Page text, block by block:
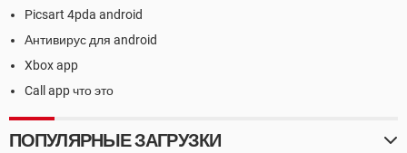
Picsart 4pda android
Антивирус для android
Xbox app
Call app что это
ПОПУЛЯРНЫЕ ЗАГРУЗКИ